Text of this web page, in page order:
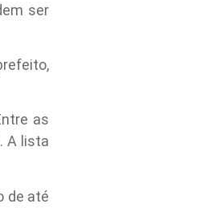
ser
as
A lista
de até